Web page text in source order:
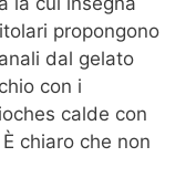
propongono
dal gelato
con i
calde con
chiaro che non